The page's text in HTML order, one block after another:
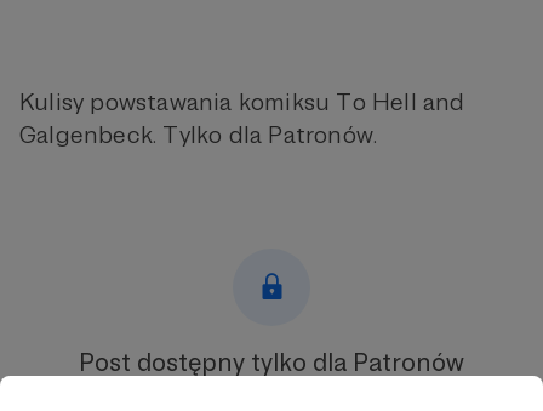
Kulisy powstawania komiksu To Hell and
Galgenbeck. Tylko dla Patronów.
Post dostępny tylko dla Patronów